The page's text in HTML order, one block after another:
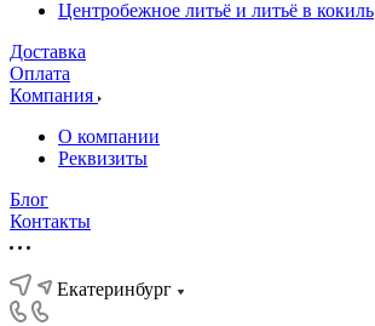
Центробежное литьё и литьё в кокиль
Доставка
Оплата
Компания
О компании
Реквизиты
Блог
Контакты
Екатеринбург